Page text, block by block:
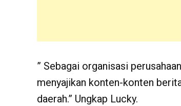
” Sebagai organisasi
menyajikan konten-konten
daerah.” Ungkap Lucky.